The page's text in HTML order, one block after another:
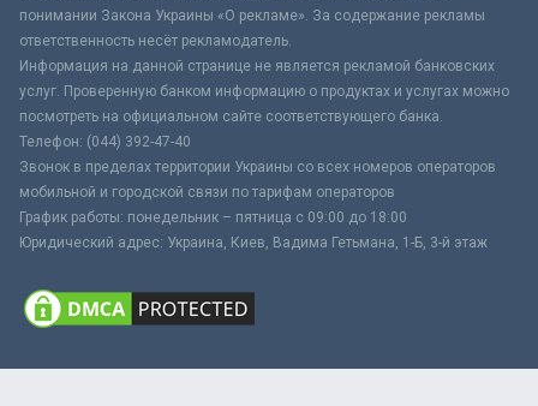
понимании Закона Украины «О рекламе». За содержание рекламы
ответственность несёт рекламодатель.
Информация на данной странице не является рекламой банковских
услуг. Проверенную банком информацию о продуктах и услугах можно
посмотреть на официальном сайте соответствующего банка.
Телефон: (044) 392-47-40
Звонок в пределах территории Украины со всех номеров операторов
мобильной и городской связи по тарифам операторов
График работы: понедельник – пятница с 09:00 до 18:00
Юридический адрес: Украина, Киев, Вадима Гетьмана, 1-Б, 3-й этаж